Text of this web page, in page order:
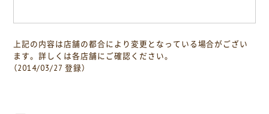
上記の内容は店舗の都合により変更となっている場合がござい
ます。詳しくは各店舗にご確認ください。
（2014/03/27 登録）